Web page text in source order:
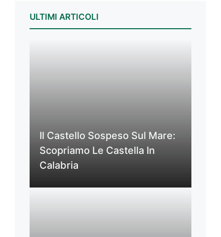
ULTIMI ARTICOLI
Il Castello Sospeso Sul Mare:
Scopriamo Le Castella In
Calabria